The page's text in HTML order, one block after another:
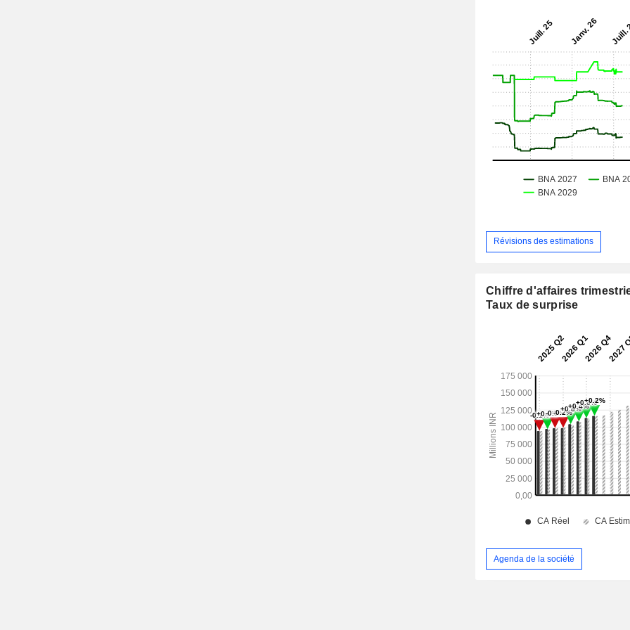
Révisions des estimations
Chiffre d'affaires
Taux de surprise
Agenda de la société